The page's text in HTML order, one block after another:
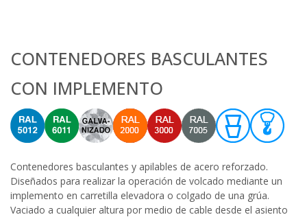
CONTENEDORES BASCULANTES
CON IMPLEMENTO
Contenedores basculantes y apilables de acero reforzado.
Diseñados para realizar la operación de volcado mediante un
implemento en carretilla elevadora o colgado de una grúa.
Vaciado a cualquier altura por medio de cable desde el asiento